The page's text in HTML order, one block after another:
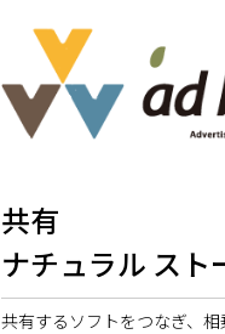
共有
ナチュラル スト
共有するソフトをつなぎ、相